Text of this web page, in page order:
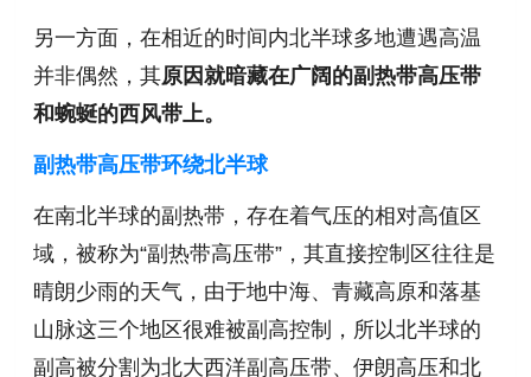
另一方面，在相近的时间内北半球多地遭遇高温
并非偶然，其原因就暗藏在广阔的副热带高压带
和蜿蜒的西风带上。
副热带高压带环绕北半球
在南北半球的副热带，存在着气压的相对高值区
域，被称为“副热带高压带”，其直接控制区往往是
晴朗少雨的天气，由于地中海、青藏高原和落基
山脉这三个地区很难被副高控制，所以北半球的
副高被分割为北大西洋副高压带、伊朗高压和北